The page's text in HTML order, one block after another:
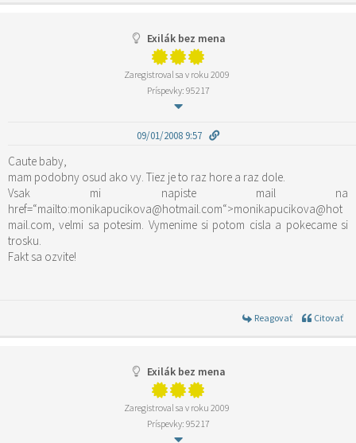
Exilák bez mena
Zaregistroval sa v roku 2009
Príspevky: 95217
09/01/2008 9:57
Caute baby,
mam podobny osud ako vy. Tiez je to raz hore a raz dole.
Vsak mi napiste mail na
href=“mailto:monikapucikova@hotmail.com“>monikapucikova@hot
mail.com, velmi sa potesim. Vymenime si potom cisla a pokecame si
trosku.
Fakt sa ozvite!
Reagovať Citovať
Exilák bez mena
Zaregistroval sa v roku 2009
Príspevky: 95217